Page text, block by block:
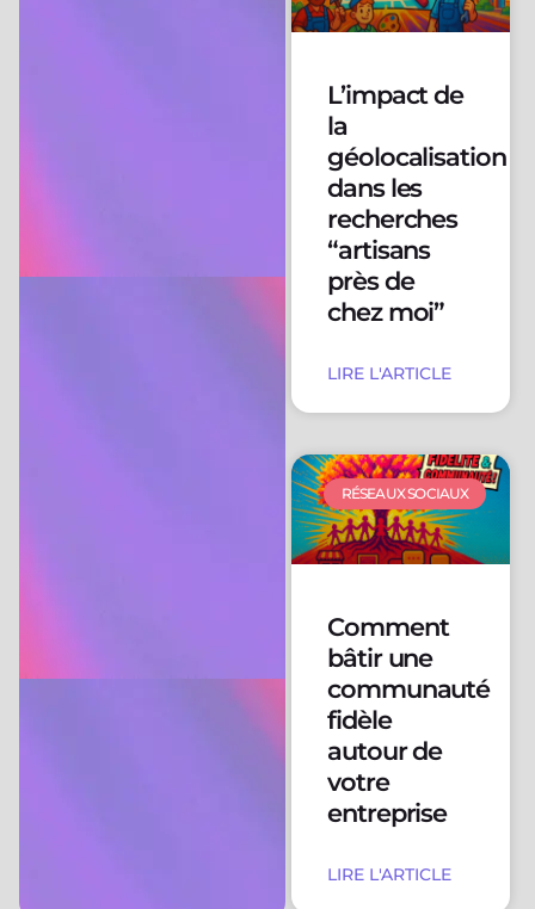
L’impact de
la
géolocalisation
dans les
recherches
“artisans
près de
chez moi”
LIRE L'ARTICLE
RÉSEAUX SOCIAUX
Comment
bâtir une
communauté
fidèle
autour de
votre
entreprise
LIRE L'ARTICLE